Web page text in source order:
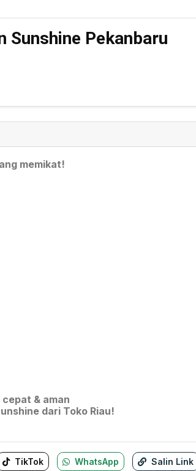
Sunshine Pekanbaru
memikat!
& aman
dari Toko Riau!
TikTok WhatsApp Salin Link